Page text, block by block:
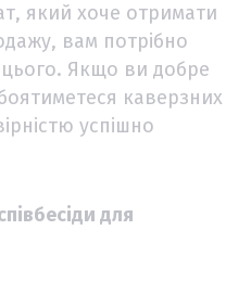
який хоче отримати
вам потрібно
цього. Якщо ви добре
каверзних
успішно
для